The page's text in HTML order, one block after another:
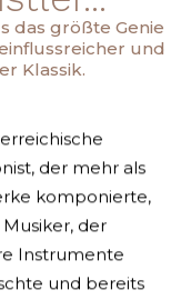
das größte Genie
und
Klassik.
der mehr als
komponierte,
der
Instrumente
und bereits